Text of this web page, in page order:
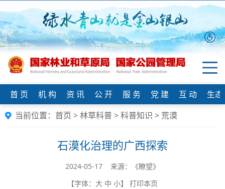
首 页 机 构 资 讯 公 开 服 务 党 建 互 动
生
当前位置： 首页 >林草科普>科普知识 > 荒漠
石漠化治理的广西探索
2024-05-17 来源：《瞭望》
【字体： 大 中 小】 打印本页